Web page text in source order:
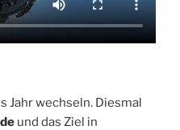
Jahr wechseln. Diesmal
und das Ziel in